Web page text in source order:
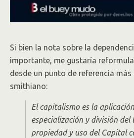
Si bien la nota sobre la
importante, me gustaría
desde un punto de referencia
smithiano:
El capitalismo es la
especialización y división del
propiedad y uso del Capital